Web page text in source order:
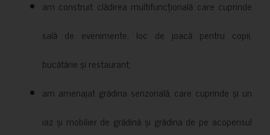
am construit clădirea multifuncțională care cuprinde
sală de evenimente, loc de joacă pentru copii,
bucătărie și restaurant;
am amenajat grădina senzorială, care cuprinde și un
iaz și mobilier de grădină și grădina de pe acoperisul